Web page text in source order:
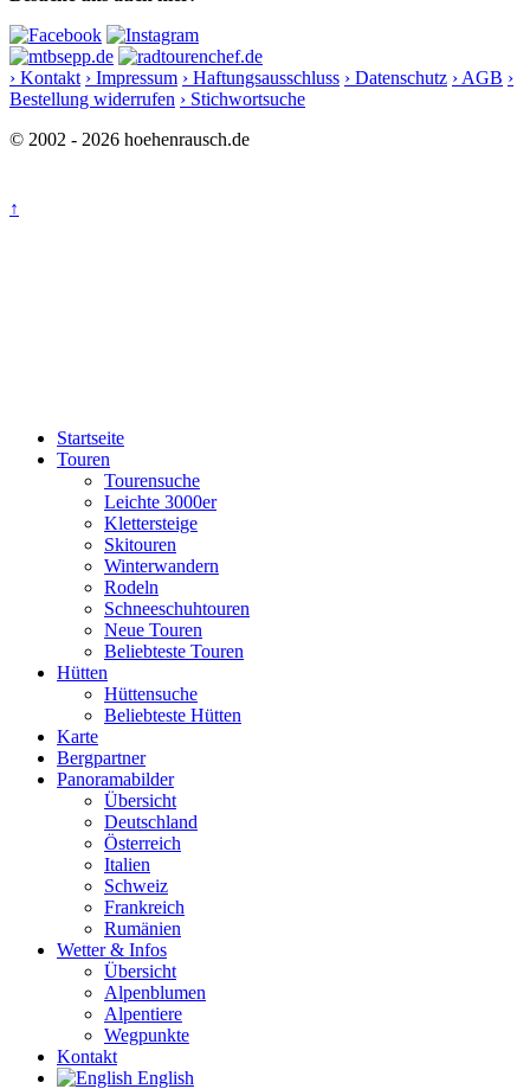
› Kontakt › Impressum › Haftungsausschluss › Datenschutz › AGB ›
Bestellung widerrufen › Stichwortsuche
© 2002 - 2026 hoehenrausch.de
↑
Startseite
Touren
Tourensuche
Leichte 3000er
Klettersteige
Skitouren
Winterwandern
Rodeln
Schneeschuhtouren
Neue Touren
Beliebteste Touren
Hütten
Hüttensuche
Beliebteste Hütten
Karte
Bergpartner
Panoramabilder
Übersicht
Deutschland
Österreich
Italien
Schweiz
Frankreich
Rumänien
Wetter & Infos
Übersicht
Alpenblumen
Alpentiere
Wegpunkte
Kontakt
English